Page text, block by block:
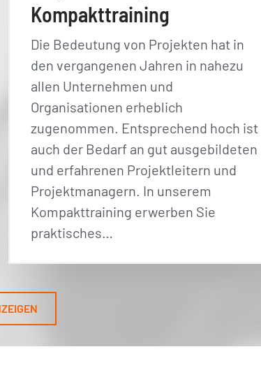
Kompakttraining
Die Bedeutung von Projekten hat in
den vergangenen Jahren in nahezu
allen Unternehmen und
Organisationen erheblich
zugenommen. Entsprechend hoch ist
auch der Bedarf an gut ausgebildeten
und erfahrenen Projektleitern und
Projektmanagern. In unserem
Kompakttraining erwerben Sie
praktisches…